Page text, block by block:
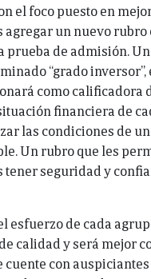
el foco puesto en
agregar un nuevo rubro
prueba de admisión.
“grado inversor”,
como calificadora
financiera de
las condiciones de
Un rubro que les
tener seguridad y
esfuerzo de cada
calidad y será mejor
cuente con